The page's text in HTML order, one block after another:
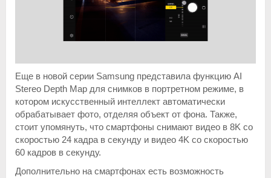
Еще в новой серии Samsung представила функцию AI
Stereo Depth Map для снимков в портретном режиме, в
котором искусственный интеллект автоматически
обрабатывает фото, отделяя объект от фона. Также,
стоит упомянуть, что смартфоны снимают видео в 8K со
скоростью 24 кадра в секунду и видео 4K со скоростью
60 кадров в секунду.
Дополнительно на смартфонах есть возможность